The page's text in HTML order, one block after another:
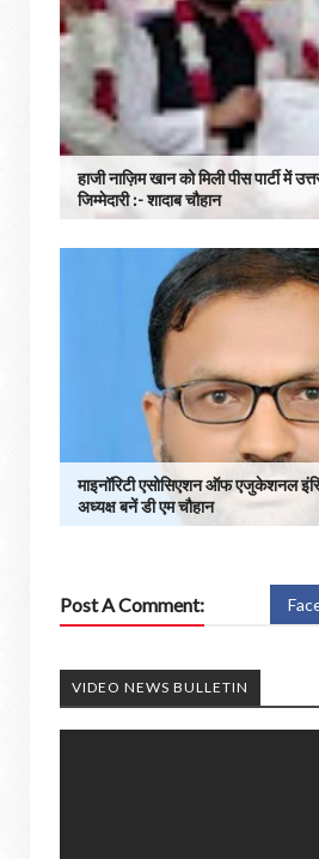
हाजी नाज़िम खान को मिली पीस पार्टी में
जिम्मेदारी :- शादाब चौहान
माइनॉरिटी एसोसिएशन ऑफ एजुकेशनल
अध्यक्ष बनें डी एम चौहान
Post A Comment:
VIDEO NEWS BULLETIN